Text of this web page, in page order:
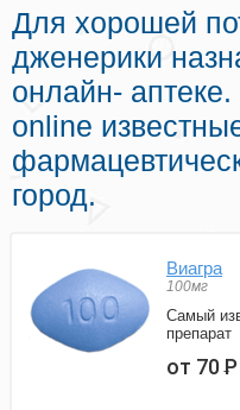
Для хорошей
дженерики
онлайн-
online
город.
Виагра
100мг
Самый
препарат
от 70Р